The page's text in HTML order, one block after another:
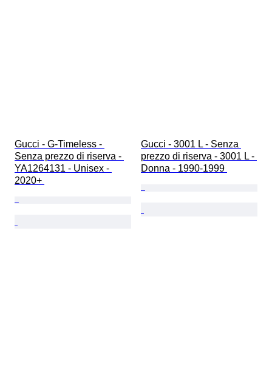
Gucci - G-Timeless -
Senza prezzo di riserva -
YA1264131 - Unisex -
2020+
Gucci - 3001 L - Senza
prezzo di riserva - 3001 L -
Donna - 1990-1999